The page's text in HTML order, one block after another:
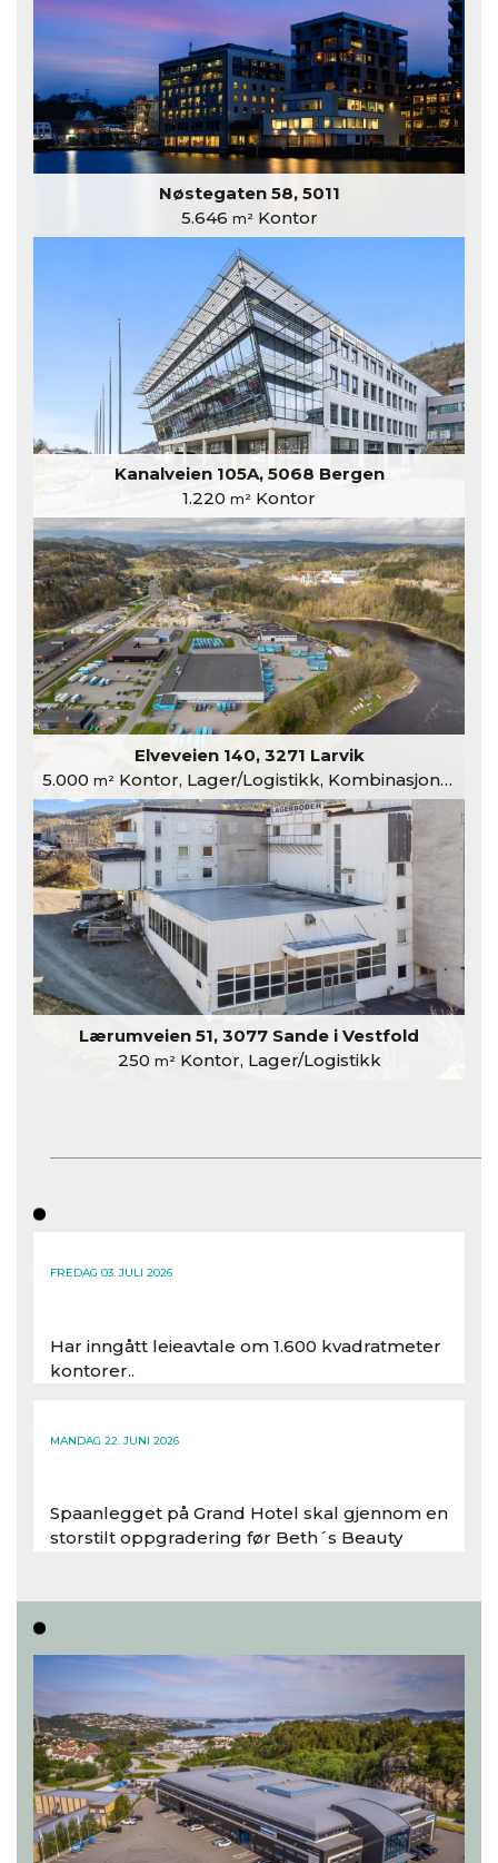
Nøstegaten 58, 5011
5.646 m²Kontor
Kanalveien 105A, 5068 Bergen
1.220 m² Kontor
Elveveien 140, 3271 Larvik
5.000 m²Kontor, Lager/Logistikk, Kombinasjonslokaler
Lærumveien 51, 3077 Sande i Vestfold
250 m²Kontor, Lager/Logistikk
FREDAG 03. JULI 2026
Har inngått leieavtale om 1.600 kvadratmeter
kontorer..
MANDAG 22. JUNI 2026
Spaanlegget på Grand Hotel skal gjennom en
storstilt oppgradering før Beth´s Beauty
Les hele artikkelen